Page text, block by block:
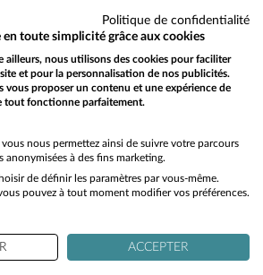
marque qui a su se faire une place
en cuir en misant sur un
héritage et modernité. Inspirée par
style biker avec une touche
Chaque pièce est conçue
Chez Rose Garden, le cuir
be redirected to our English site?
No
Yes
Politique de confidentialité
en toute simplicité grâce aux cookies
ailleurs, nous utilisons des cookies pour faciliter
et pour la personnalisation de nos publicités.
vous proposer un contenu et une expérience de
tout fonctionne parfaitement.
nous permettez ainsi de suivre votre parcours
anonymisées à des fins marketing.
de définir les paramètres par vous-même.
pouvez à tout moment modifier vos préférences.
ACCEPTER